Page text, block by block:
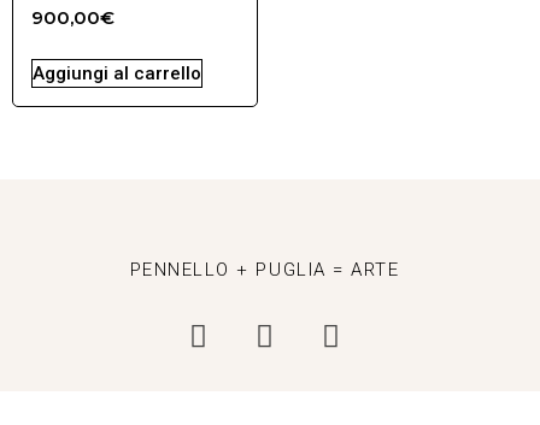
900,00€
Aggiungi al carrello
PENNELLO + PUGLIA = ARTE